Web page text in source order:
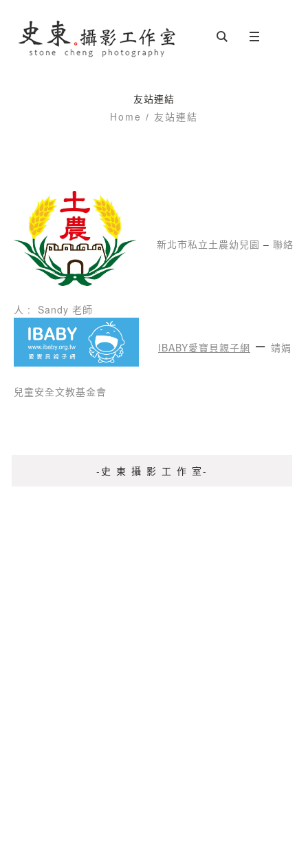
友站連結
Home / 友站連結
新北市私立土農幼兒園 – 聯絡
人 : Sandy 老師
IBABY愛寶貝親子網 – 靖娟
兒童安全文教基金會
-史 東 攝 影 工 作 室-